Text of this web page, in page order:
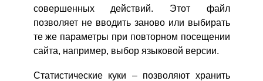
совершенных действий. Этот файл
позволяет не вводить заново или выбирать
те же параметры при повторном посещении
сайта, например, выбор языковой версии.
Статистические куки – позволяют хранить